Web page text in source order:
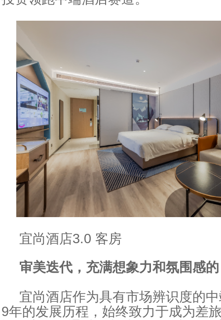
宜尚酒店3.0 客房
审美迭代 ， 充满想象力和氛围感的
宜尚酒店作为具有市场辨识度的
9年的发展历程，始终致力于成为差